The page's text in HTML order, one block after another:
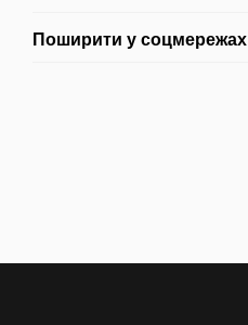
Поширити у соцмережах